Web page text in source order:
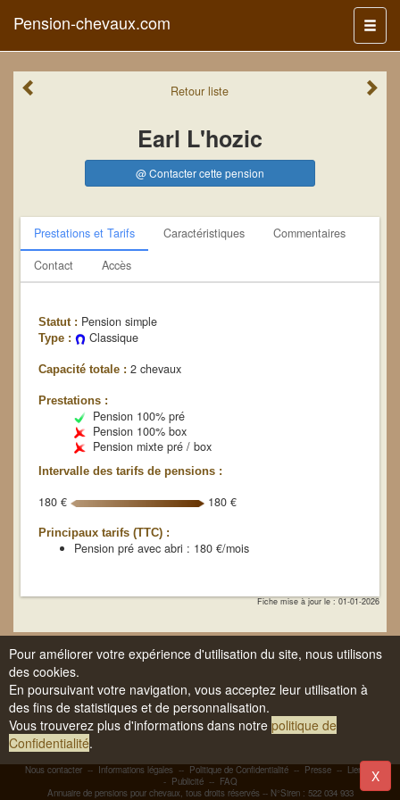
Menu
Pension-chevaux.com
Retourliste
Earl L'hozic
@ Contacter cette pension
Prestations et Tarifs Caractéristiques
Commentaires
Contact
Accès
Statut : Pension simple
Type : Classique
Capacité totale : 2 chevaux
Prestations :
Pension 100% pré
Pension 100% box
Pension mixte pré / box
Intervalle des tarifs de pensions :
180 € 180 €
Principaux tarifs (TTC) :
Pension pré avec abri : 180 €/mois
Fiche mise à jour le : 01-01-2026
Nous contacter -- Informations légales -- Politique de Confidentialité -- Presse -- Liens
-
- Publicité-- FAQ
Annuaire de pensions pour chevaux, tous droits réservés -- N°Siren : 522 034 933
Pour améliorer votre expérience d'utilisation du site, nous utilisons
des cookies.
En poursuivant votre navigation, vous acceptez leur utilisation à
des fins de statistiques et de personnalisation.
Vous trouverez plus d'informations dans notre politique de
Confidentialité.
X